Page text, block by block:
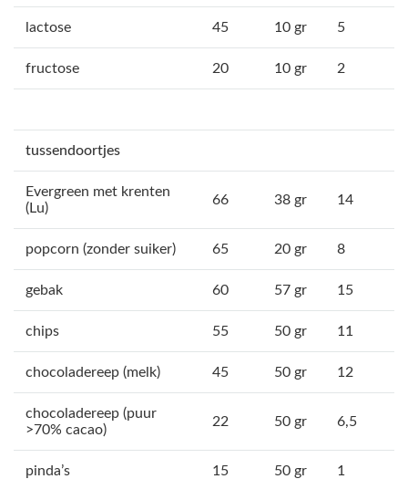
lactose 45 10 gr 5
fructose 20 10 gr 2
tussendoortjes
Evergreen met krenten
(Lu)
66 38 gr 14
popcorn (zonder suiker) 65 20 gr 8
gebak 60 57 gr 15
chips 55 50 gr 11
chocoladereep (melk) 45 50 gr 12
chocoladereep (puur
>70% cacao)
22 50 gr 6,5
pinda’s 15 50 gr 1